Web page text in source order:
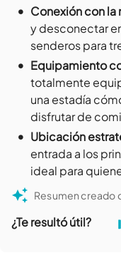
• Conexión con la
y desconectar
senderos para
• Equipamiento
totalmente
una estadía
disfrutar de
• Ubicación
entrada a los
ideal para
Resumen creado
¿Te resultó útil?